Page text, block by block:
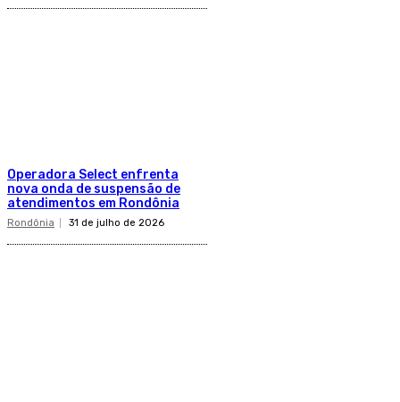
Operadora Select enfrenta
nova onda de suspensão de
atendimentos em Rondônia
Rondônia 31 de julho de 2026